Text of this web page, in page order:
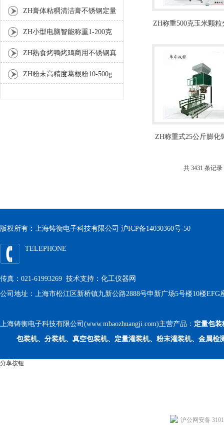
测机
ZH膏体粘稠清洁膏不锈钢定量
灌装机厂家
ZH小型电脑智能称重1-200克
分装机
ZH熟食烤鸭烤鸡商用不锈钢真
空包装机
ZH粉末高精度葛根粉10-500g
ZH称重500克玉米颗
ZH称重式25公斤膨化
共 3431 条记
版权所有：上海铸衡电子科技有限公司 沪ICP备14030360号-50
TELEPHONE
传真：021-61993269 技术支持： 化工仪器网
公司地址：上海市松江区新桥镇九新公路2888号申新广场5号楼10楼EFG
上海铸衡电子科技有限公司(www.mbaozhuangji.com)主营产品： 定量包装
包装机、分装机、真空包装机、定量灌装机、粉末灌装机、金属检
分享按钮
沪公网安备